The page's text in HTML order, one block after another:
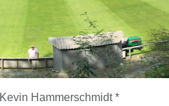
Kevin Hammerschmidt *